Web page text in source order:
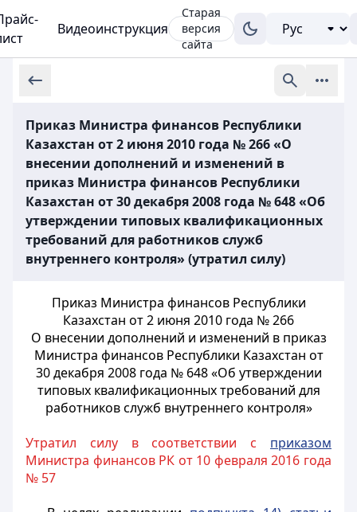
Видеоинструкция
Старая
версия
сайта
Приказ Министра финансов Республики
Казахстан от 2 июня 2010 года № 266 «О
внесении дополнений и изменений в
приказ Министра финансов Республики
Казахстан от 30 декабря 2008 года № 648 «Об
утверждении типовых квалификационных
требований для работников служб
внутреннего контроля» (утратил силу)
Приказ Министра финансов Республики
Казахстан от 2 июня 2010 года № 266
О внесении дополнений и изменений в приказ
Министра финансов Республики Казахстан от
30 декабря 2008 года № 648 «Об утверждении
типовых квалификационных требований для
работников служб внутреннего контроля»
Утратил силу в соответствии с приказом
Министра финансов РК от 10 февраля 2016 года
№ 57